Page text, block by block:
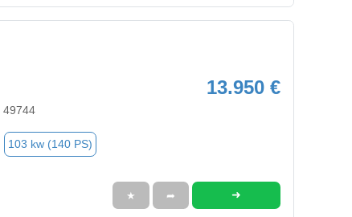
13.950 €
49744
103 kw (140 PS)
★ ➦ ➜